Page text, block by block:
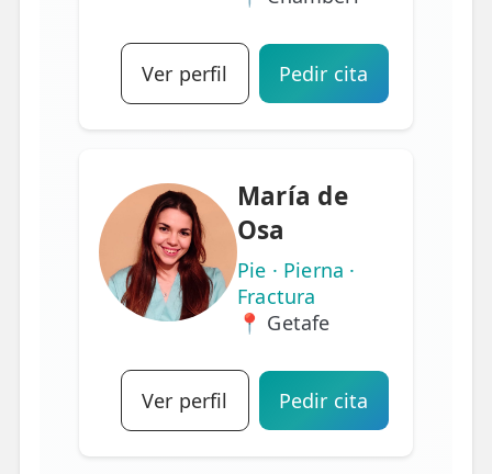
Ver perfil Pedir cita
María de
Osa
Pie · Pierna ·
Fractura
📍 Getafe
Ver perfil Pedir cita